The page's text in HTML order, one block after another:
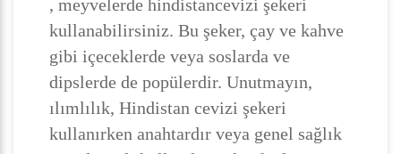
, meyvelerde hindistancevizi şekeri
kullanabilirsiniz. Bu şeker, çay ve kahve
gibi içeceklerde veya soslarda ve
dipslerde de popülerdir. Unutmayın,
ılımlılık, Hindistan cevizi şekeri
kullanırken anahtardır veya genel sağlık